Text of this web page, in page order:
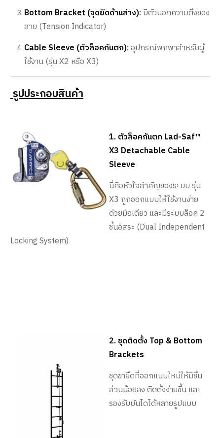
Bottom Bracket (จุดยึดด้านล่าง): มีตัวบอกความตึงของ
สาย (Tension Indicator)
Cable Sleeve (ตัวล็อคกันตก):อุปกรณ์พกพาสำหรับผู้
ใช้งาน (รุ่น X2 หรือ X3)
รูปประกอบสินค้า
1. ตัวล็อคกันตก Lad-Saf™
X3 Detachable Cable
Sleeve
นี่คือหัวใจสำคัญของระบบ รุ่น
X3 ถูกออกแบบให้ใช้งานง่าย
ด้วยมือเดียว และมีระบบล็อค 2
ชั้นอิสระ (Dual Independent
Locking System)
2. ชุดติดตั้ง Top & Bottom
Brackets
ชุดขายึดที่ออกแบบใหม่ให้มีชิ้น
ส่วนน้อยลง ติดตั้งง่ายขึ้น และ
รองรับบันไดได้หลายรูปแบบ